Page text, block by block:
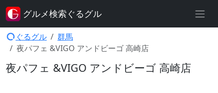
ぐるグル
群馬
夜パフェ &VIGO アンドビーゴ 高崎店
夜パフェ &VIGO アンドビーゴ 高崎店
グルメ検索ぐるグル